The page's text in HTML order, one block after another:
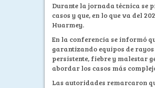
Durante la jornada técnica se
casos y que, en lo que va del
Huarmey.
En la conferencia se informó
garantizando equipos de
persistente, fiebre y malestar
abordar los casos más
Las autoridades remarcaron